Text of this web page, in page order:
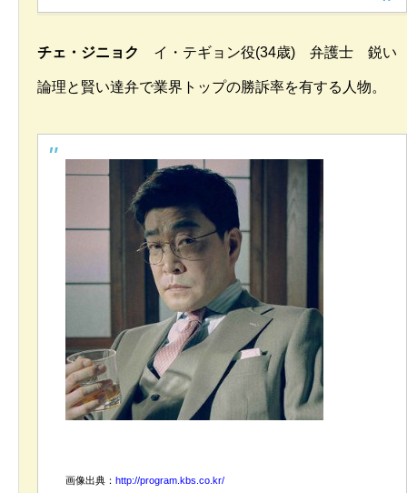
チェ・ジニョク イ・テギョン役(34歳) 弁護士 鋭い
論理と賢い達弁で業界トップの勝訴率を有する人物。
画像出典： http://program.kbs.co.kr/